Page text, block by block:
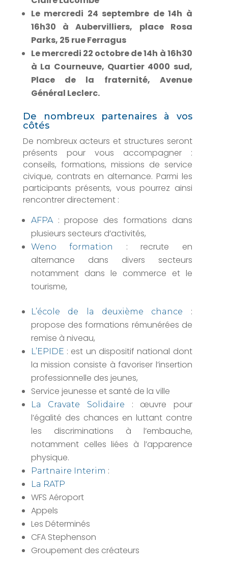
Le mercredi 24 septembre de 14h à
16h30 à Aubervilliers, place Rosa
Parks, 25 rue Ferragus
Le mercredi 22 octobre de 14h à 16h30
à La Courneuve, Quartier 4000 sud,
Place de la fraternité, Avenue
Général Leclerc.
De nombreux partenaires à vos
côtés
De nombreux acteurs et structures seront
présents pour vous accompagner :
conseils, formations, missions de service
civique, contrats en alternance. Parmi les
participants présents, vous pourrez ainsi
rencontrer directement :
AFPA: propose des formations dans
plusieurs secteurs d’activités,
Weno formation
: recrute en
alternance dans divers secteurs
notamment dans le commerce et le
tourisme,
L’école de la deuxième chance :
propose des formations rémunérées de
remise à niveau,
L’EPIDE : est un dispositif national dont
la mission consiste à favoriser l’insertion
professionnelle des jeunes,
Service jeunesse et santé de la ville
La Cravate Solidaire
: œuvre pour
l’égalité des chances en luttant contre
les discriminations à l’embauche,
notamment celles liées à l’apparence
physique.
Partnaire Interim :
La RATP
WFS Aéroport
Appels
Les Déterminés
CFA Stephenson
Groupement des créateurs